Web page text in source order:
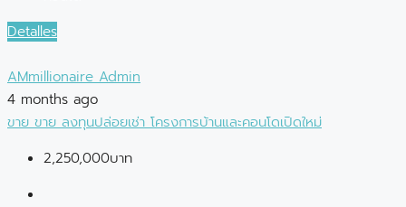
Detalles
AMmillionaire Admin
4 months ago
ขาย ขาย ลงทุนปล่อยเช่า โครงการบ้านและคอนโดเปิดใหม่
2,250,000บาท